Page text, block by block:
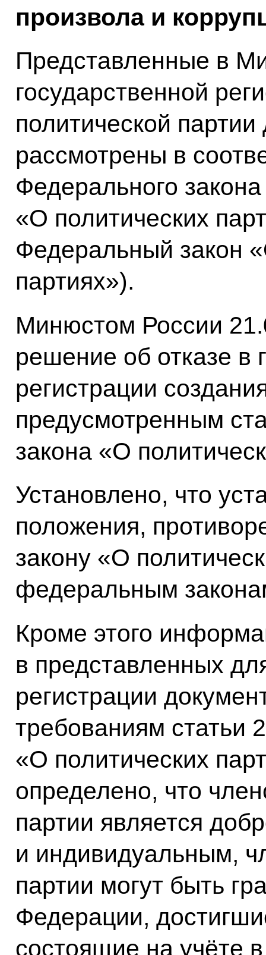
произвола и
Представленные в
государственной
политической
рассмотрены в
Федерального
«О политических
Федеральный закон
партиях»).
Минюстом России
решение об отказе в
регистрации
предусмотренным
закона «О
Установлено, что
положения,
закону «О
федеральным
Кроме этого
в представленных
регистрации
требованиям статьи
«О политических
определено, что
партии является
и индивидуальным,
партии могут быть
Федерации,
состоящие на учёте